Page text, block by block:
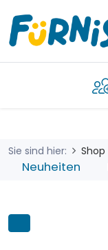
Sie sind hier: Shop
Neuheiten